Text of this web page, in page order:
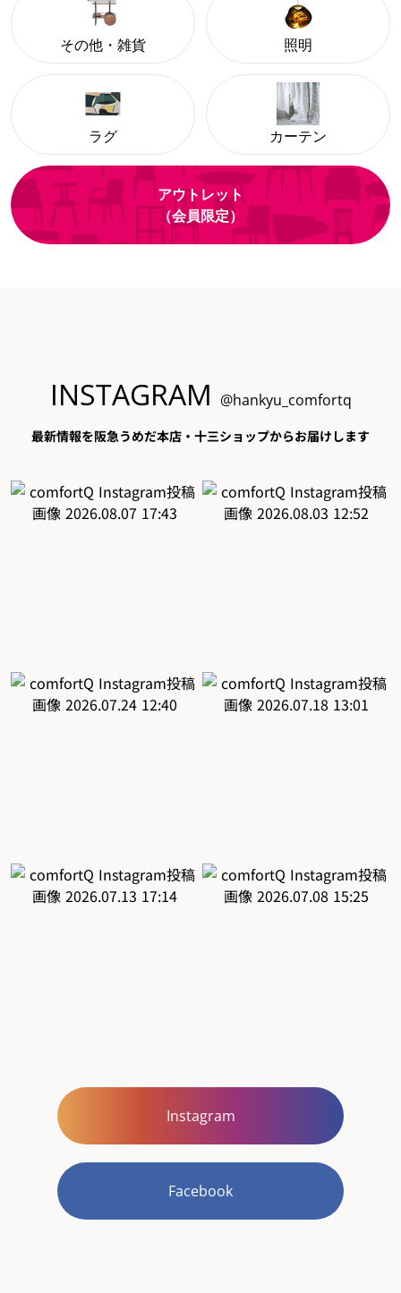
その他・雑貨 照明
ラグ カーテン
アウトレット
（会員限定）
INSTAGRAM @hankyu_comfortq
最新情報を阪急うめだ本店・十三ショップからお届けします
Instagram
Facebook